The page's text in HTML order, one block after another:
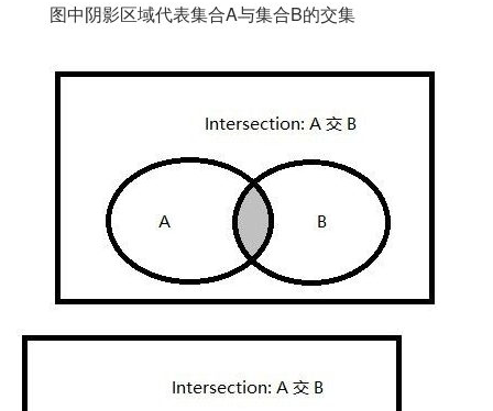
图中阴影区域代表集合A与集合B的交集